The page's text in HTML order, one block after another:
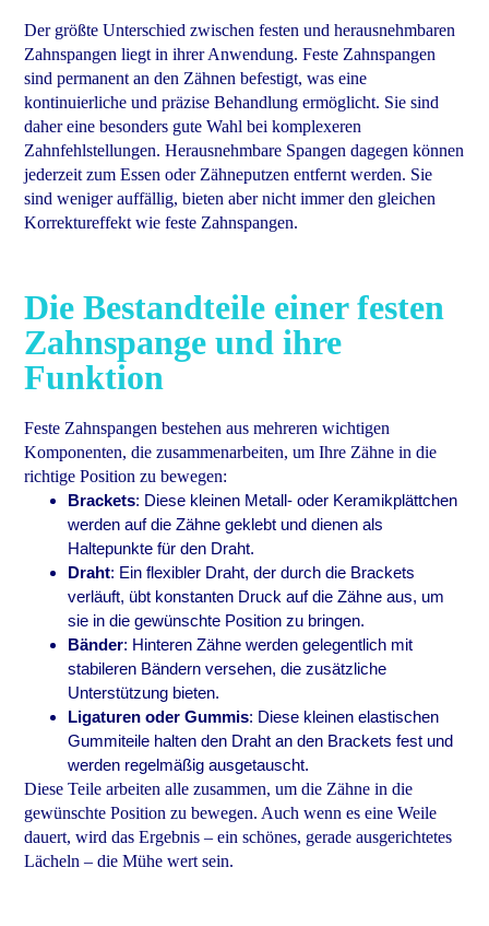
Der größte Unterschied zwischen festen und herausnehmbaren
Zahnspangen liegt in ihrer Anwendung. Feste Zahnspangen
sind permanent an den Zähnen befestigt, was eine
kontinuierliche und präzise Behandlung ermöglicht. Sie sind
daher eine besonders gute Wahl bei komplexeren
Zahnfehlstellungen. Herausnehmbare Spangen dagegen können
jederzeit zum Essen oder Zähneputzen entfernt werden. Sie
sind weniger auffällig, bieten aber nicht immer den gleichen
Korrektureffekt wie feste Zahnspangen.
Die Bestandteile einer festen
Zahnspange und ihre
Funktion
Feste Zahnspangen bestehen aus mehreren wichtigen
Komponenten, die zusammenarbeiten, um Ihre Zähne in die
richtige Position zu bewegen:
Brackets: Diese kleinen Metall- oder Keramikplättchen
werden auf die Zähne geklebt und dienen als
Haltepunkte für den Draht.
Draht: Ein flexibler Draht, der durch die Brackets
verläuft, übt konstanten Druck auf die Zähne aus, um
sie in die gewünschte Position zu bringen.
Bänder: Hinteren Zähne werden gelegentlich mit
stabileren Bändern versehen, die zusätzliche
Unterstützung bieten.
Ligaturen oder Gummis: Diese kleinen elastischen
Gummiteile halten den Draht an den Brackets fest und
werden regelmäßig ausgetauscht.
Diese Teile arbeiten alle zusammen, um die Zähne in die
gewünschte Position zu bewegen. Auch wenn es eine Weile
dauert, wird das Ergebnis – ein schönes, gerade ausgerichtetes
Lächeln – die Mühe wert sein.